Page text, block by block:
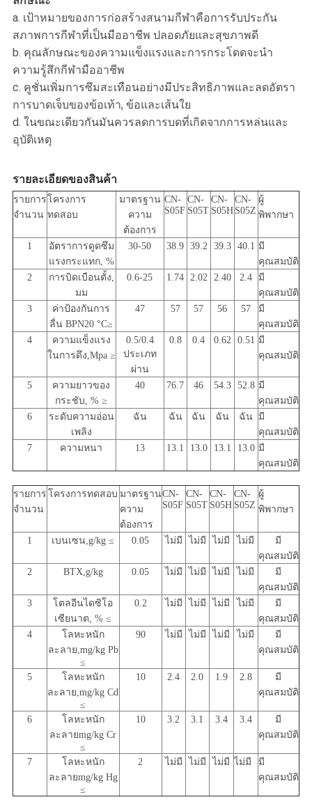
a. เป้าหมายของการก่อสร้างสนามกีฬาคือการรับประกัน
สภาพการกีฬาที่เป็นมืออาชีพ ปลอดภัยและสุขภาพดี
b. คุณลักษณะของความแข็งแรงและการกระโดดจะนํา
ความรู้สึกกีฬามืออาชีพ
c. คูชั่นเพิ่มการซึมสะเทือนอย่างมีประสิทธิภาพและลดอัตรา
การบาดเจ็บของข้อเท้า, ข้อและเส้นใย
d. ในขณะเดียวกันมันควรลดการบดที่เกิดจากการหล่นและ
อุบัติเหตุ
รายละเอียดของสินค้า
รายการ
จํานวน
โครงการ
ทดสอบ
มาตรฐาน
ความ
ต้องการ
CN-
S05F
CN-
S05T
CN-
S05H
CN-
S05Z
ผู้
พิพากษา
1
อัตราการดูดซึม
แรงกระแทก, %
30-50 38.9 39.2 39.3 40.1 มี
คุณสมบัติ
2
การบิดเบือนตั้ง,
มม
0.6-25 1.74 2.02 2.40 2.4
มี
คุณสมบัติ
3
ค่าป้องกันการ
ลื่น BPN20 °C≥
47 57 57 56 57
มี
คุณสมบัติ
4
ความแข็งแรง
ในการดึง,Mpa ≥
0.5/0.4
ประเภท
ผ่าน
0.8 0.4 0.62 0.51 มี
คุณสมบัติ
5
ความยาวของ
กระชับ, % ≥
40 76.7 46 54.3 52.8 มี
คุณสมบัติ
6
ระดับความอ่อน
เพลิง
ฉัน ฉัน ฉัน ฉัน ฉัน
มี
คุณสมบัติ
7
ความหนา 13 13.1 13.0 13.1 13.0 มี
คุณสมบัติ
รายการ
จํานวน
โครงการทดสอบ มาตรฐาน
ความ
ต้องการ
CN-
S05F
CN-
S05T
CN-
S05H
CN-
S05Z
ผู้
พิพากษา
1 เบนเซน,g/kg ≤ 0.05 ไม่มี ไม่มี ไม่มี ไม่มี
มี
คุณสมบัติ
2
BTX,g/kg 0.05 ไม่มี ไม่มี ไม่มี ไม่มี
มี
คุณสมบัติ
3
โตลอีนไดซิโอ
เซียนาต, % ≤
0.2 ไม่มี ไม่มี ไม่มี ไม่มี
มี
คุณสมบัติ
4
โลหะหนัก
ละลาย,mg/kg Pb
≤
90 ไม่มี ไม่มี ไม่มี ไม่มี
มี
คุณสมบัติ
5
โลหะหนัก
ละลาย,mg/kg Cd
≤
10 2.4 2.0 1.9 2.8
มี
คุณสมบัติ
6
โลหะหนัก
ละลายmg/kg Cr
≤
10 3.2 3.1 3.4 3.4
มี
คุณสมบัติ
7
โลหะหนัก
ละลายmg/kg Hg
≤
2 ไม่มี ไม่มี ไม่มี ไม่มี
มี
คุณสมบัติ